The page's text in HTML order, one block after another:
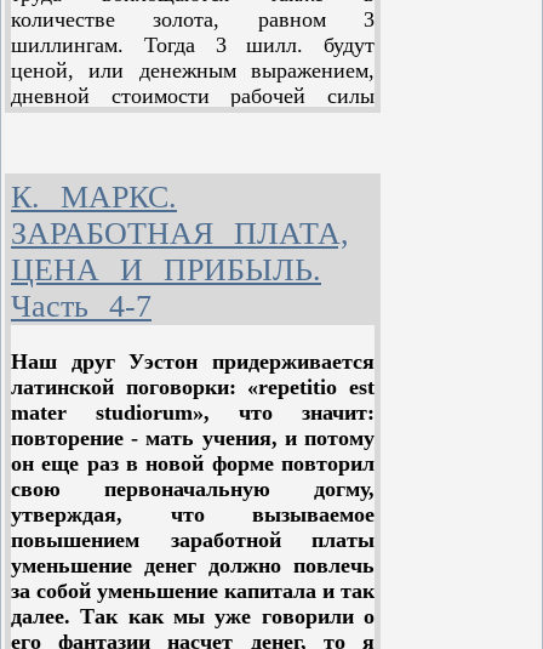
прибылью.
Вопрос о том, какими законами
регулируется это распределение всей
суммы прибавочной стоимости между
нашей теме. Однако из всего
сказанного вытекает следующее.
количестве золота, равном 3
шиллингам. Тогда 3 шилл. будут
ценой, или денежным выражением,
дневной стоимости рабочей силы
стоимость, достаточную для того,
чтобы приобрести среднее количество
необходимых ему ежедневно
жизненных средств, то есть чтобы
поддерживать свое существование в
качестве рабочего.
Поэтому ему приходится продавать
свою рабочую силу капиталисту.
Продавая ее за 3 шилл. в день, или за
18 шилл. в неделю, он продает ее по
ее стоимости. Предположим, что он -
прядильщик. Если он работает 6
часов в день, то он ежедневно
присоединяет к хлопку стоимость в 3
шиллинга. Эта стоимость, ежедневно
присоединяемая им к хлопку,
представляет собой точный
К. МАРКС.
ЗАРАБОТНАЯ ПЛАТА,
ЦЕНА И ПРИБЫЛЬ.
Часть 4-7
Наш друг Уэстон придерживается
латинской поговорки: «repetitio est
mater studiorum», что значит:
повторение - мать учения, и потому
он еще раз в новой форме повторил
свою первоначальную догму,
утверждая, что вызываемое
повышением заработной платы
уменьшение денег должно повлечь
за собой уменьшение капитала и так
далее. Так как мы уже говорили о
его фантазии насчет денег, то я